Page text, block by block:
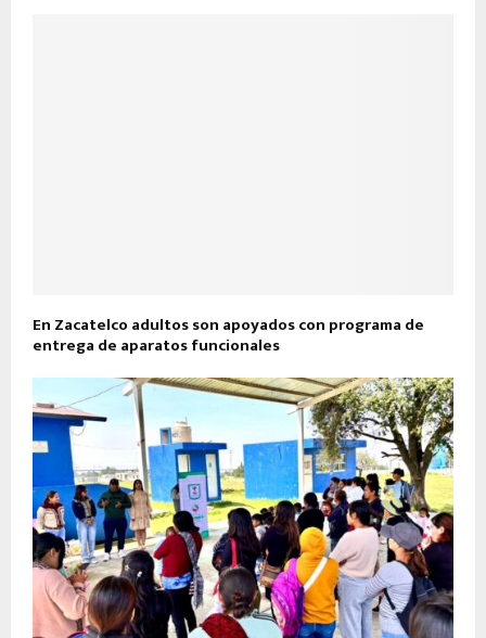
En Zacatelco adultos son apoyados con programa de
entrega de aparatos funcionales